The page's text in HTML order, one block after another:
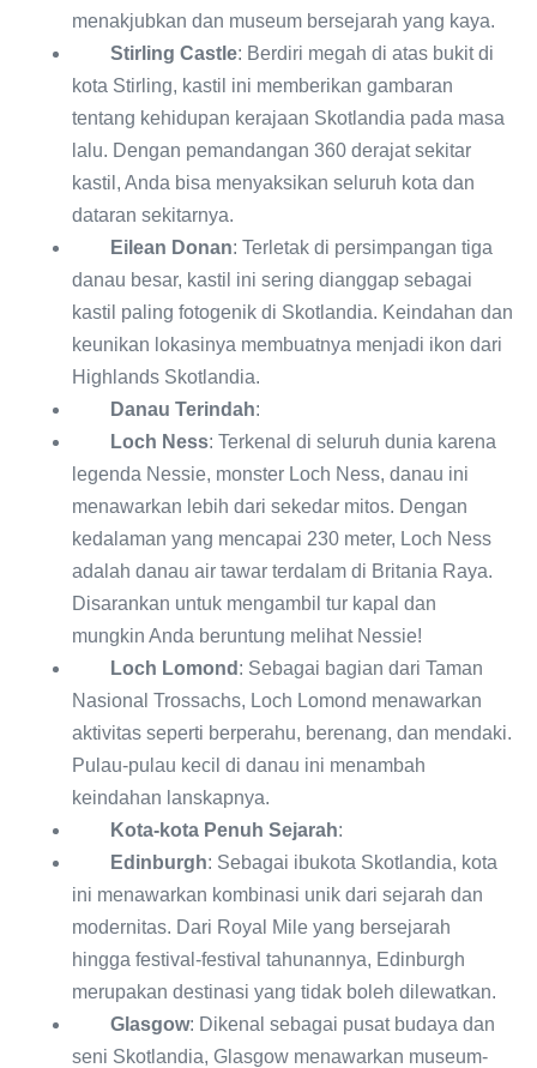
menakjubkan dan museum bersejarah yang kaya.
Stirling Castle: Berdiri megah di atas bukit di
kota Stirling, kastil ini memberikan gambaran
tentang kehidupan kerajaan Skotlandia pada masa
lalu. Dengan pemandangan 360 derajat sekitar
kastil, Anda bisa menyaksikan seluruh kota dan
dataran sekitarnya.
Eilean Donan: Terletak di persimpangan tiga
danau besar, kastil ini sering dianggap sebagai
kastil paling fotogenik di Skotlandia. Keindahan dan
keunikan lokasinya membuatnya menjadi ikon dari
Highlands Skotlandia.
Danau Terindah:
Loch Ness: Terkenal di seluruh dunia karena
legenda Nessie, monster Loch Ness, danau ini
menawarkan lebih dari sekedar mitos. Dengan
kedalaman yang mencapai 230 meter, Loch Ness
adalah danau air tawar terdalam di Britania Raya.
Disarankan untuk mengambil tur kapal dan
mungkin Anda beruntung melihat Nessie!
Loch Lomond : Sebagai bagian dari Taman
Nasional Trossachs, Loch Lomond menawarkan
aktivitas seperti berperahu, berenang, dan mendaki.
Pulau-pulau kecil di danau ini menambah
keindahan lanskapnya.
Kota-kota Penuh Sejarah:
Edinburgh: Sebagai ibukota Skotlandia, kota
ini menawarkan kombinasi unik dari sejarah dan
modernitas. Dari Royal Mile yang bersejarah
hingga festival-festival tahunannya, Edinburgh
merupakan destinasi yang tidak boleh dilewatkan.
Glasgow: Dikenal sebagai pusat budaya dan
seni Skotlandia, Glasgow menawarkan museum-